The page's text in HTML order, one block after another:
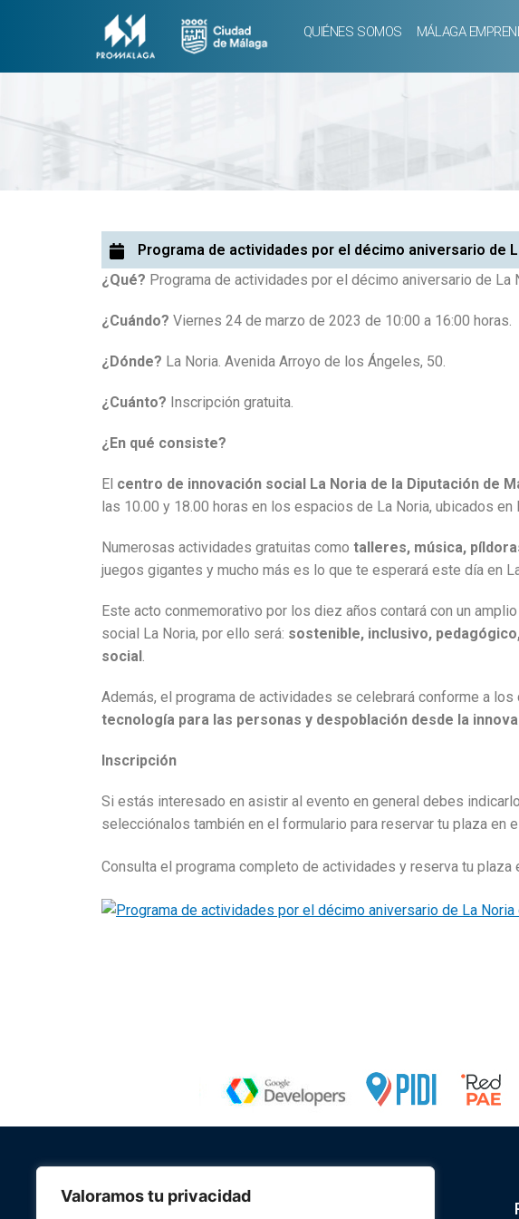
Valoramos tu privacidad
QUIÉNES SOMOS MÁLAGA
Programa de actividades por el décimo aniversario de
¿Qué? Programa de actividades por el décimo aniversario de La
¿Cuándo? Viernes 24 de marzo de 2023 de 10:00 a 16:00 horas.
¿Dónde? La Noria. Avenida Arroyo de los Ángeles, 50.
¿Cuánto? Inscripción gratuita.
¿En qué consiste?
El centro de innovación social La Noria de la Diputación de
las 10.00 y 18.00 horas en los espacios de La Noria, ubicados
Numerosas actividades gratuitas como talleres, música,
juegos gigantes y mucho más es lo que te esperará este día en
Este acto conmemorativo por los diez años contará con un
social La Noria, por ello será: sostenible, inclusivo,
social.
Además, el programa de actividades se celebrará conforme a
tecnología para las personas y despoblación desde la
Inscripción
Si estás interesado en asistir al evento en general debes
selecciónalos también en el formulario para reservar tu plaza en
Consulta el programa completo de actividades y reserva tu plaza